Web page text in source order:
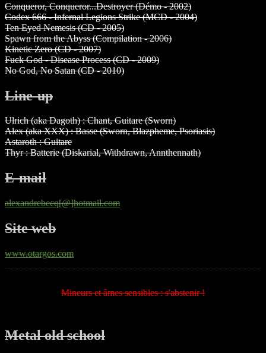
Conqueror, Conqueror...Destroyer (Démo - 2002)
Codex 666 - Infernal Legions Strike (MCD - 2004)
Ten Eyed Nemesis (CD - 2005)
Spawn from the Abyss (Compilation - 2006)
Kinetic Zero (CD - 2007)
Fuck God - Disease Process (CD - 2009)
No God, No Satan (CD - 2010)
Line-up
Ulrich (aka Dagoth) : Chant, Guitare (Sworn)
Alex (aka XXX) : Basse (Sworn, Blazpheme, Psoriasis)
Astaroth : Guitare
Thyr : Batterie (Diskarial, Withdrawn, Annthennath)
E-mail
alexandrebecq[@]hotmail.com
Site web
www.otargos.com
Mineurs et âmes sensibles : s'abstenir !
Metal old school